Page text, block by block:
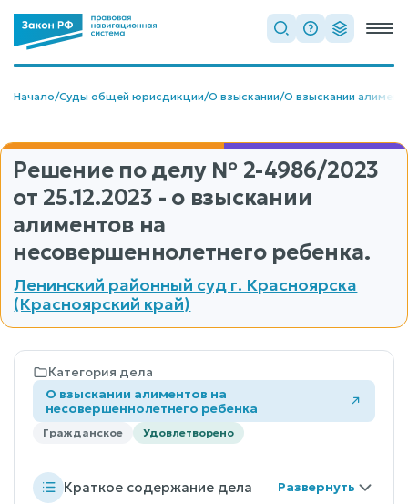
Начало/Суды общей юрисдикции/О взыскании/О взыскании
Решение по делу № 2-4986/2023
от 25.12.2023 - о взыскании
алиментов на
несовершеннолетнего ребенка.
Ленинский районный суд г. Красноярска
(Красноярский край)
Категория дела
О взыскании алиментов на
несовершеннолетнего ребенка
Гражданское Удовлетворено
Краткое содержание дела